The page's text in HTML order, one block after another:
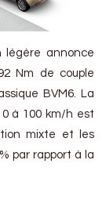
légère annonce
Nm de couple
BVM6. La
à 100 km/h est
mixte et les
par rapport à la